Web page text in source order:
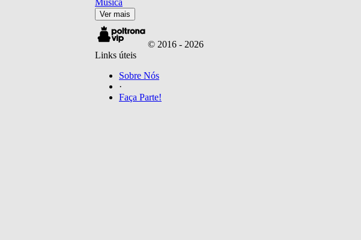
Música
Ver mais
© 2016 - 2026
Links úteis
Sobre Nós
·
Faça Parte!